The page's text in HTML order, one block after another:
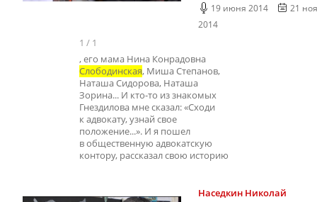
19 июня 2014
21
2014
1 / 1
, его мама Нина Конрадовна
Слободинская, Миша Степанов,
Наташа Сидорова, Наташа
Зорина... И кто-то из знакомых
Гнездилова мне сказал: «Сходи
к адвокату, узнай свое
положение...». И я пошел
в общественную адвокатскую
контору, рассказал свою историю
Наседкин Николай